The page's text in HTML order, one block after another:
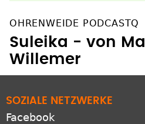
OHRENWEIDE PODCASTQ
Suleika - von
Willemer
SOZIALE NETZWERKE
Facebook